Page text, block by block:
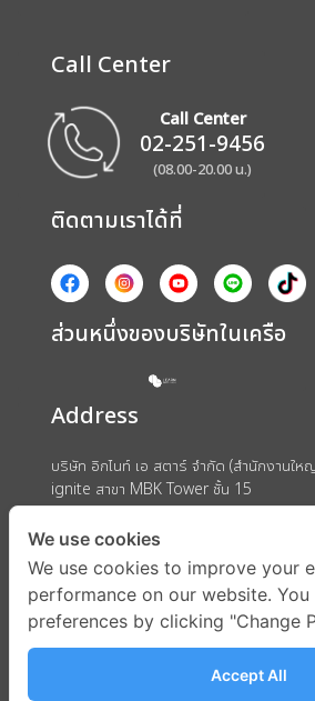
Call Center
Call Center
02-251-9456
(08.00-20.00 น.)
ติดตามเราได้ที่
ส่วนหนึ่งของบริษัทในเครือ
Address
บริษัท อิกไนท์ เอ สตาร์ จำกัด (สำนักงานให
ignite สาขา MBK Tower ชั้น 15
ถนนพญาไท แขวงวังใหม่ เขตปทุมวัน กรุง
We use cookies
We use cookies to improve your
performance on our website.
preferences by clicking "Change
Accept All